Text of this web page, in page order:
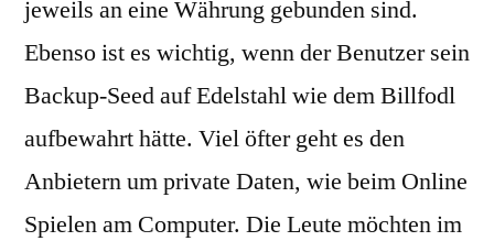
jeweils an eine Währung gebunden sind.
Ebenso ist es wichtig, wenn der Benutzer sein
Backup-Seed auf Edelstahl wie dem Billfodl
aufbewahrt hätte. Viel öfter geht es den
Anbietern um private Daten, wie beim Online
Spielen am Computer. Die Leute möchten im